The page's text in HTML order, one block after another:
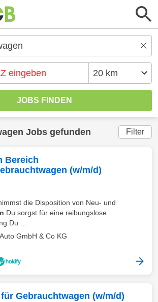
Jobs gefunden Filter
Bereich
(w/m/d)
die Disposition von Neu- und
Du sorgst für eine reibungslose
Du ...
GmbH & Co KG
Gebrauchtwagen (w/m/d)